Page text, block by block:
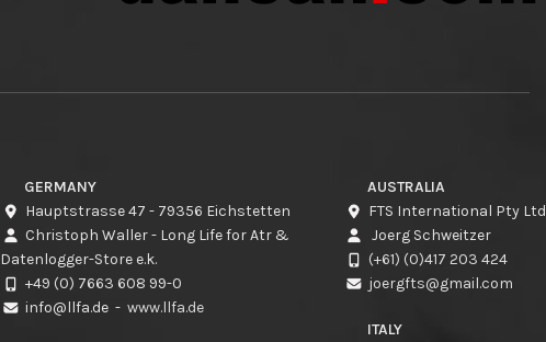
GERMANY
Hauptstrasse 47 - 79356 Eichstetten
Christoph Waller - Long Life for Atr &
Datenlogger-Store e.k.
+49 (0) 7663 608 99-0
info@llfa.de - www.llfa.de
AUSTRALIA
FTS International Pty Ltd
Joerg Schweitzer
(+61) (0)417 203 424
joergfts@gmail.com
ITALY